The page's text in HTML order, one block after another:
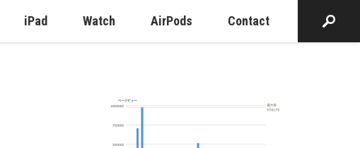
iPad Watch AirPods Contact